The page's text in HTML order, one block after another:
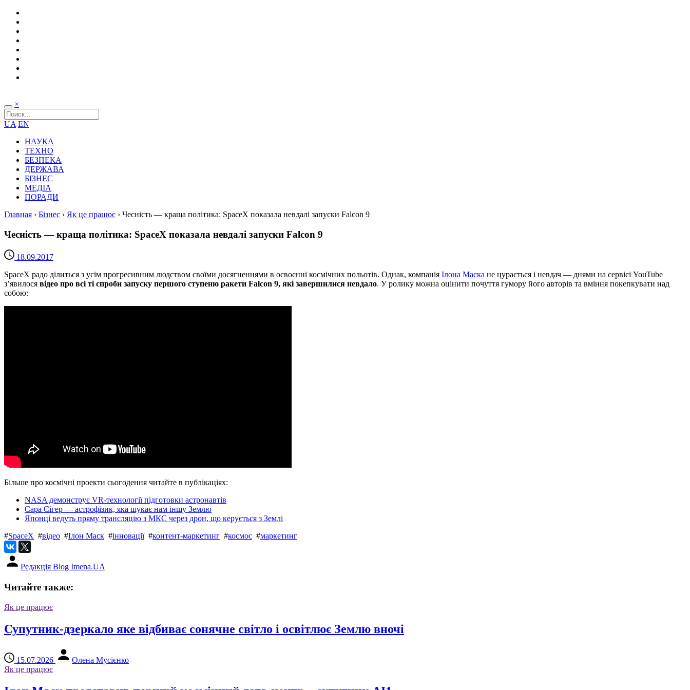
×
UA EN
НАУКА
ТЕХНО
БЕЗПЕКА
ДЕРЖАВА
БІЗНЕС
МЕДІА
ПОРАДИ
Главная › Бізнес › Як це працює › Чесність — краща політика: SpaceX показала невдалі запуски Falcon 9
Чесність — краща політика: SpaceX показала невдалі запуски Falcon 9
18.09.2017
SpaceX радо ділиться з усім прогресивним людством своїми досягненнями в освоєнні космічних польотів. Однак, компанія Ілона Маска не цурається і невдач — днями на сервісі YouTube
з’явилося відео про всі ті спроби запуску першого ступеню ракети Falcon 9, які завершилися невдало. У ролику можна оцінити почуття гумору його авторів та вміння покепкувати над
собою:
Більше про космічні проекти сьогодення читайте в публікаціях:
NASA демонструє VR-технології підготовки астронавтів
Сара Сігер — астрофізик, яка шукає нам іншу Землю
Японці ведуть пряму трансляцію з МКС через дрон, що керується з Землі
#SpaceX #відео #Ілон Маск #інновації#контент-маркетинг #космос #маркетинг
Редакція Blog Imena.UA
Читайте также:
Як це працює
Супутник-дзеркало яке відбиває сонячне світло і освітлює Землю вночі
15.07.2026
Олена Мусієнко
Як це працює